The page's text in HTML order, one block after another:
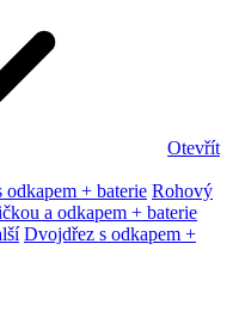
Otevřít
odkapem + baterie Rohový
a odkapem + baterie
Dvojdřez s odkapem +